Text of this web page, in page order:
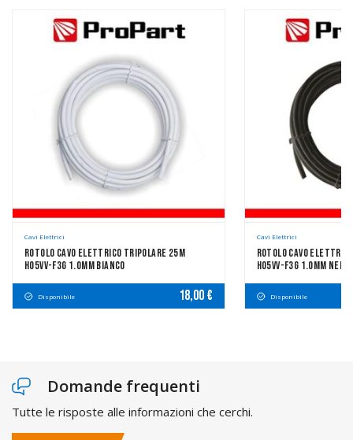
Cavi Elettrici
Rotolo Cavo Elettrico Tripolare 25m
H05VV-F3G 1.0mm Bianco
Disponibile 18,00 €
Cavi Elettrici
Rotolo Cavo
H05VV-F3G 1.0mm Nero
Disponibile
Domande frequenti
Tutte le risposte alle informazioni che cerchi.